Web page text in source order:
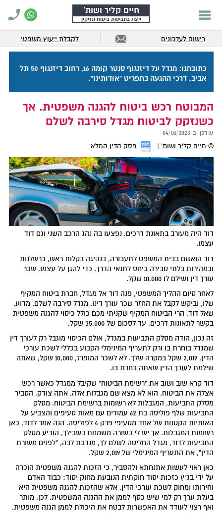
חיים קליר ושות'
ייצוג בתביעות ביטוח ונזיקין
רישום לעדכונים לקבלת ייעוץ משפטי
כתובתנו: מגדל על דיזנגוף סנטר קומה 16, רחוב דיזנגוף 50 תל
אביב. דרכי ההגעה בתפריט "אודותינו".
המבוטח רכש ביטוח להגנה משפטית. אך
כשנזקק לביטוח מגדל סירבה לשלם
עודכן ב-04/06/2023
© חיים קליר ושות' פסק הדין המלא
דוד היה מעורב בתאונת דרכים. נפצעו בה נהג הרכב השני וגם דוד
עצמו.
דוד הואשם בבית המשפט לתעבורה, בנהיגה בקלות ראש, ברשלנות
ובמהירות בלתי סבירה ביחס לתנאי הדרך. כדי להגן על עצמו, שכר
עורך דין ושילם לו 10,000 שקל.
לאחר סיום ההליך המשפטי, פנה דוד אל מגדל, חברת ביטוח המקיף
שלו, וביקש לקבל את החזר שכר עורך דינו. מגדל סירבה לשלם. מדוע,
שאל דוד, הרי הביטוח המקיף שקניתי מכם כולל כיסוי להגנה משפטית
בקשר לתאונות דרכים, עד לסכום של 35,000 שקל.
זה נכון, הודה מסלק התביעות במגדל, אולם הכיסוי מוגבל רק לעורך דין
שמגדל בוחרת בו ורק לתעריף המינימלי הקבוע בכללי לשכת עורכי
הדין, 2,019 שקל במקרה שלך. לא לשכר המופרז, 10,000 שקל, שאתה
שילמת לעורך הדין שאתה בחרת בו.
דוד קרא שוב ושוב את "רשימת הביטוח" שקיבל ממגדל כאשר רכש
אצלה את הביטוח. הוא לא מצא שם מגבלות אלה. אתה צודק, הסביר
מסלק התביעות, המגבלות לא רשומות ברשימת הביטוח. מסלק
התביעות שלף פוליסה בת 62 עמודים עם מאות סעיפים והצביע על
האותיות הקטנות של אחד מסעיפי פרק 4 לפוליסה. הנה אמר לדוד, כאן
רשומות המגבלות. אך יש לי בשורה משמחת בשבילך, הודיע מסלק
התביעות לדוד, מגדל החליטה לשלם לך, מנדבת לבה, "לפנים משורת
הדין", את התעריף המינימלי של 2,019 שקל.
כאן ראוי לעשות אתנחתא ולהסביר, כי הזכות להגנה משפטית הוכרה
על ידי בג"ץ כזכות יסוד חוקתית הנובעת מחוק יסוד: כבוד האדם
וחירותו ומחוק לשכת עורכי הדין. אלא שהזכות להגנה משפטית היא
בעלת ערך רק למי שיש כסף לממן את ההגנה המשפטית. לכן, מותר
ואף רצוי לעודד את האפשרות לבטח את היכולת לממן הגנה משפטית.